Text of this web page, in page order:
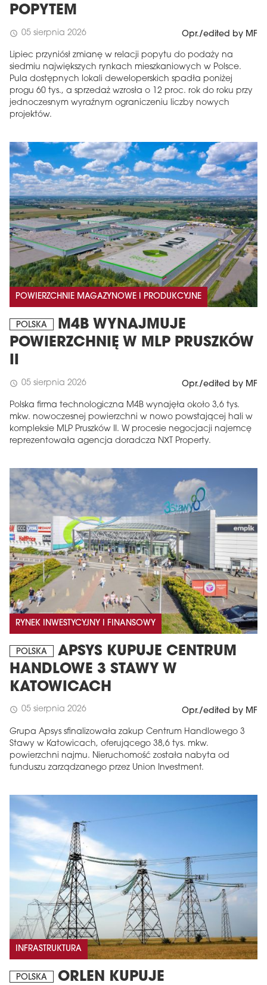
POPYTEM
schedule 05 sierpnia 2026 Opr./edited by MF
Lipiec przyniósł zmianę w relacji popytu do podaży na
siedmiu największych rynkach mieszkaniowych w Polsce.
Pula dostępnych lokali deweloperskich spadła poniżej
progu 60 tys., a sprzedaż wzrosła o 12 proc. rok do roku przy
jednoczesnym wyraźnym ograniczeniu liczby nowych
projektów.
POWIERZCHNIE MAGAZYNOWE I PRODUKCYJNE
POLSKA
M4B WYNAJMUJE
POWIERZCHNIĘ W MLP PRUSZKÓW
II
schedule 05 sierpnia 2026 Opr./edited by MF
Polska firma technologiczna M4B wynajęła około 3,6 tys.
mkw. nowoczesnej powierzchni w nowo powstającej hali w
kompleksie MLP Pruszków II. W procesie negocjacji najemcę
reprezentowała agencja doradcza NXT Property.
RYNEK INWESTYCYJNY I FINANSOWY
POLSKA
APSYS KUPUJE CENTRUM
HANDLOWE 3 STAWY W
KATOWICACH
schedule 05 sierpnia 2026 Opr./edited by MF
Grupa Apsys sfinalizowała zakup Centrum Handlowego 3
Stawy w Katowicach, oferującego 38,6 tys. mkw.
powierzchni najmu. Nieruchomość została nabyta od
funduszu zarządzanego przez Union Investment.
INFRASTRUKTURA
POLSKA
ORLEN KUPUJE
MAGAZYN
Wydanie 6 (308)
CZERWIEC 2026
Więcej w tym wydaniu
arrow_forward
Zamów teraz!